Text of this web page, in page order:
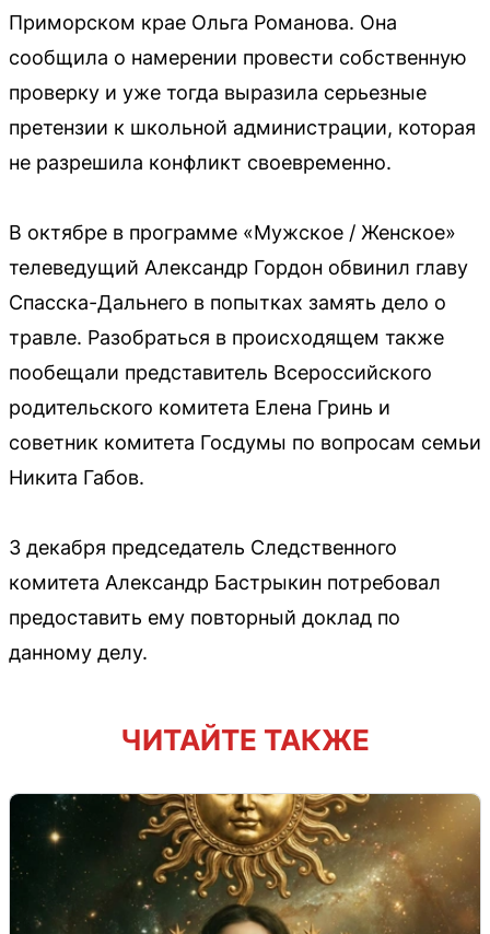
Приморском крае Ольга Романова. Она
сообщила о намерении провести собственную
проверку и уже тогда выразила серьезные
претензии к школьной администрации, которая
не разрешила конфликт своевременно.
В октябре в программе «Мужское / Женское»
телеведущий Александр Гордон обвинил главу
Спасска-Дальнего в попытках замять дело о
травле. Разобраться в происходящем также
пообещали представитель Всероссийского
родительского комитета Елена Гринь и
советник комитета Госдумы по вопросам семьи
Никита Габов.
3 декабря председатель Следственного
комитета Александр Бастрыкин потребовал
предоставить ему повторный доклад по
данному делу.
ЧИТАЙТЕ ТАКЖЕ